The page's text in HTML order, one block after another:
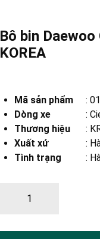
Bô bin
KOREA
Mã sản phẩm :
Dòng xe
:
Thương hiệu
:
Xuất xứ
:
Tình trạng
: